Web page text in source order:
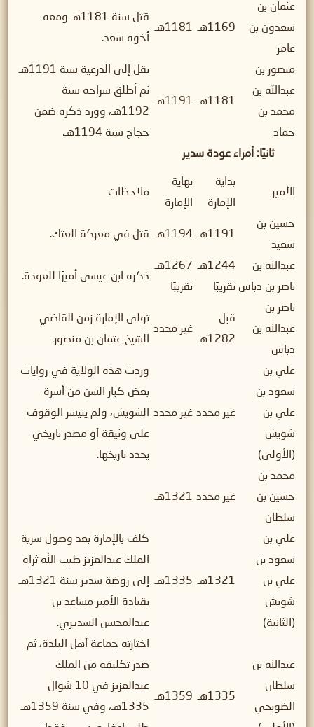
عثمان بن
سعدون بن
عامر
1169هـ 1181هـ
قتل سنة 1181هـ ومعه
أخوه سعد.
منصور بن
عبدالله بن
محمد بن
حماد
1181هـ 1191هـ
نقل إلى الدرعية سنة 1191هـ
ثم أطلق سراحه سنة
1192هـ، وورد ذكره ضمن
حجاج سنة 1194هـ.
ثانيًا: أمراء عودة سدير
الأمير
بداية
الإمارة
نهاية
الإمارة
ملاحظات
حسين بن
سعيد
1191هـ 1194هـ قتل في معركة العتك.
عبدالله بن
ناصر بن دباس
1244هـ
تقريبًا
1267هـ
تقريبًا
ذكره ابن عيسى أميرًا للعودة.
ناصر بن
عبدالله بن
دباس
قبل
1282هـ
غير محدد
تولى الإمارة زمن القاضي
الشيخ عثمان بن منصور.
علي بن
سعود بن
علي بن
شويش
(الأولى)
غير محدد غير محدد
وردت هذه الولاية في روايات
بعض كبار السن من أسرة
الشويش، ولم يتيسر الوقوف
على وثيقة أو مصدر تاريخي
يحدد تاريخها.
محمد بن
حسين بن
سلطان
غير محدد 1321هـ
علي بن
سعود بن
علي بن
شويش
(الثانية)
1321هـ 1335هـ
كلف بالإمارة بعد وصول سرية
الملك عبدالعزيز طيب الله ثراه
إلى روضة سدير سنة 1321هـ
بقيادة الأمير مساعد بن
عبدالمحسن السديري.
عبدالله بن
سلطان
الضويحي
1335هـ 1359هـ
اختارته جماعة أهل البلدة، ثم
صدر تكليفه من الملك
عبدالعزيز في 10 شوال
1335هـ، وفي سنة 1359هـ